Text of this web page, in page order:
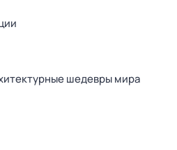
шедевры мира